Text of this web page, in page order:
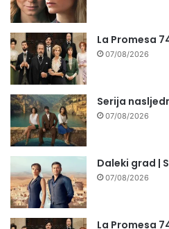
La Promesa
07/08/2026
Serija
07/08/2026
Daleki grad |
07/08/2026
La Promesa